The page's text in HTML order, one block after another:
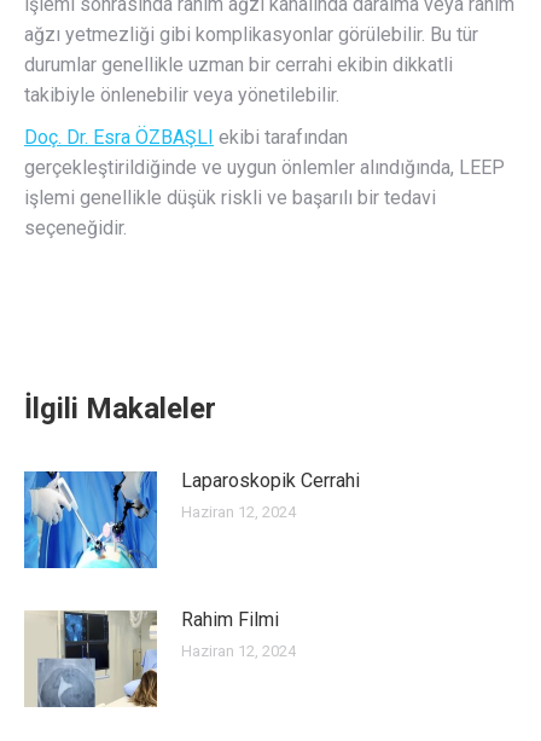
ağzı yetmezliği gibi komplikasyonlar görülebilir. Bu tür
durumlar genellikle uzman bir cerrahi ekibin dikkatli
takibiyle önlenebilir veya yönetilebilir.
Doç. Dr. Esra ÖZBAŞLI ekibi tarafından
gerçekleştirildiğinde ve uygun önlemler alındığında, LEEP
işlemi genellikle düşük riskli ve başarılı bir tedavi
seçeneğidir.
İlgili Makaleler
Laparoskopik Cerrahi
Haziran 12, 2024
Rahim Filmi
Haziran 12, 2024